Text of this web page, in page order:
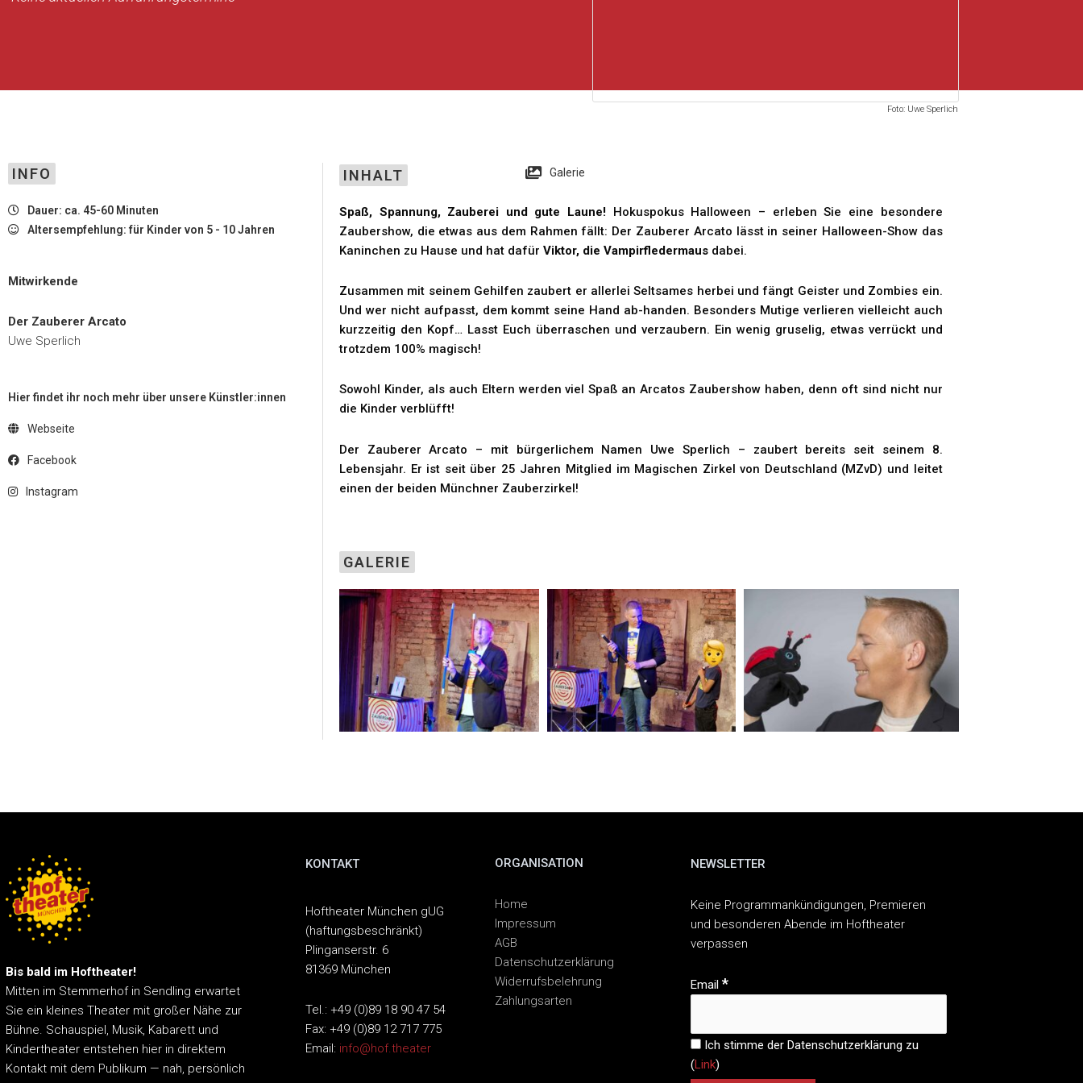
Foto: Uwe Sperlich
INFO
Dauer: ca. 45-60 Minuten
Altersempfehlung: für Kinder von 5 - 10 Jahren
Mitwirkende
Der Zauberer Arcato
Uwe Sperlich
Hier findet ihr noch mehr über unsere Künstler:innen
Webseite
Facebook
Instagram
INHALT Galerie
Spaß, Spannung, Zauberei und gute Laune! Hokuspokus Halloween – erleben Sie eine besondere
Zaubershow, die etwas aus dem Rahmen fällt: Der Zauberer Arcato lässt in seiner Halloween-Show das
Kaninchen zu Hause und hat dafür Viktor, die Vampirfledermausdabei.
Zusammen mit seinem Gehilfen zaubert er allerlei Seltsames herbei und fängt Geister und Zombies ein.
Und wer nicht aufpasst, dem kommt seine Hand ab-handen. Besonders Mutige verlieren vielleicht auch
kurzzeitig den Kopf… Lasst Euch überraschen und verzaubern. Ein wenig gruselig, etwas verrückt und
trotzdem 100% magisch!
Sowohl Kinder, als auch Eltern werden viel Spaß an Arcatos Zaubershow haben, denn oft sind nicht nur
die Kinder verblüfft!
Der Zauberer Arcato – mit bürgerlichem Namen Uwe Sperlich – zaubert bereits seit seinem 8.
Lebensjahr. Er ist seit über 25 Jahren Mitglied im Magischen Zirkel von Deutschland (MZvD) und leitet
einen der beiden Münchner Zauberzirkel!
GALERIE
Bis bald im Hoftheater!
Mitten im Stemmerhof in Sendling erwartet
Sie ein kleines Theater mit großer Nähe zur
Bühne. Schauspiel, Musik, Kabarett und
Kindertheater entstehen hier in direktem
Kontakt mit dem Publikum — nah, persönlich
KONTAKT
Hoftheater München gUG
(haftungsbeschränkt)
Plinganserstr. 6
81369 München
Tel.: +49 (0)89 18 90 47 54
Fax: +49 (0)89 12 717 775
Email: info@hof.theater
ORGANISATION
Home
Impressum
AGB
Datenschutzerklärung
Widerrufsbelehrung
Zahlungsarten
NEWSLETTER
Keine Programmankündigungen, Premieren
und besonderen Abende im Hoftheater
verpassen
Email *
Ich stimme der Datenschutzerklärung zu
(Link)